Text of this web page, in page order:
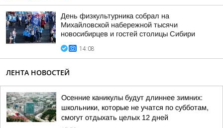
День физкультурника собрал на
Михайловской набережной тысячи
новосибирцев и гостей столицы Сибири
14:08
ЛЕНТА НОВОСТЕЙ
Осенние каникулы будут длиннее зимних:
школьники, которые не учатся по субботам,
смогут отдыхать целых 12 дней